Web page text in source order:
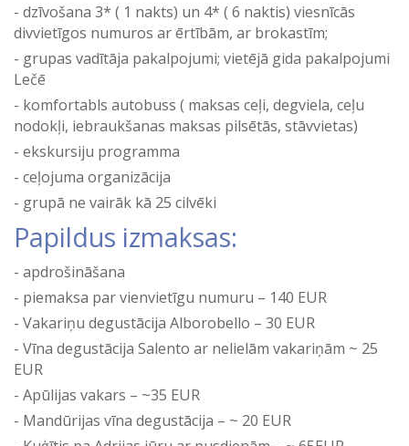
dzīvošana 3* ( 1 nakts) un 4* ( 6 naktis) viesnīcās
divvietīgos numuros ar ērtībām, ar brokastīm;
grupas vadītāja pakalpojumi; vietējā gida pakalpojumi
Lečē
komfortabls autobuss ( maksas ceļi, degviela, ceļu
nodokļi, iebraukšanas maksas pilsētās, stāvvietas)
ekskursiju programma
ceļojuma organizācija
grupā ne vairāk kā 25 cilvēki
Papildus izmaksas:
apdrošināšana
piemaksa par vienvietīgu numuru – 140 EUR
Vakariņu degustācija Alborobello – 30 EUR
Vīna degustācija Salento ar nelielām vakariņām ~ 25
EUR
Apūlijas vakars – ~35 EUR
Mandūrijas vīna degustācija – ~ 20 EUR